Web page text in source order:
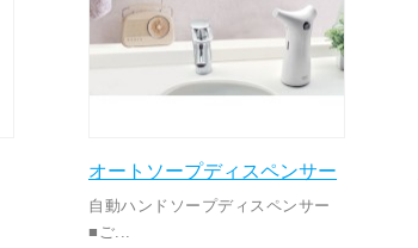
オートソープディスペンサー
自動ハンドソープディスペンサー
■ご...